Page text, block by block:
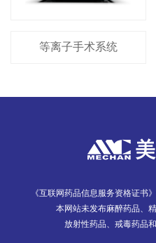
等离子手术系统
《互联网药品信息服务资格证书
本网站未发布麻醉药品、
放射性药品、戒毒药品